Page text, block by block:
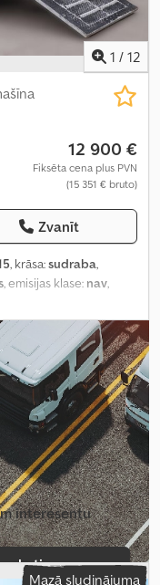
1 / 12
12 900 €
Fiksēta cena plus PVN
(15 351 € bruto)
Zvanīt
, krāsa:sudraba,
, emisijas klase: nav,
2 380 mm,
interesentu
Mazā sludinājuma